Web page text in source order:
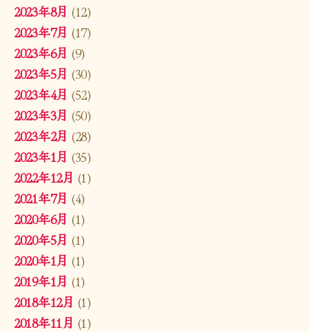
2023年8月 (12)
2023年7月 (17)
2023年6月 (9)
2023年5月 (30)
2023年4月 (52)
2023年3月 (50)
2023年2月 (28)
2023年1月 (35)
2022年12月 (1)
2021年7月 (4)
2020年6月 (1)
2020年5月 (1)
2020年1月 (1)
2019年1月 (1)
2018年12月 (1)
2018年11月 (1)